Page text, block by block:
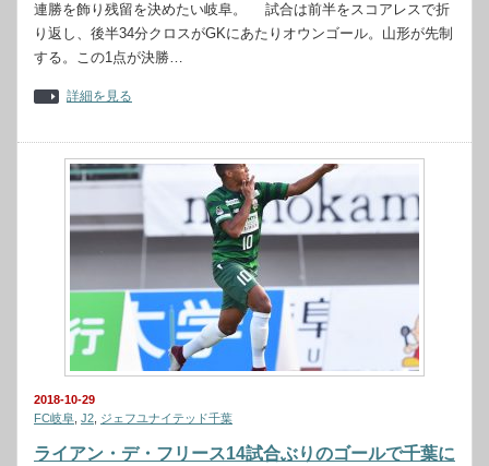
連勝を飾り残留を決めたい岐阜。 試合は前半をスコアレスで折
り返し、後半34分クロスがGKにあたりオウンゴール。山形が先制
する。この1点が決勝…
詳細を見る
2018-10-29
FC岐阜 J2 ジェフユナイテッド千葉
ライアン・デ・フリース14試合ぶりのゴールで千葉に